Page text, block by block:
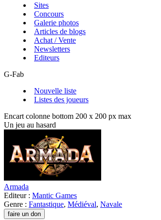
Sites
Concours
Galerie photos
Articles de blogs
Achat / Vente
Newsletters
Editeurs
G-Fab
Nouvelle liste
Listes des joueurs
Encart colonne bottom 200 x 200 px max
Un jeu au hasard
Armada
Editeur : Mantic Games
Genre : Fantastique, Médiéval, Navale